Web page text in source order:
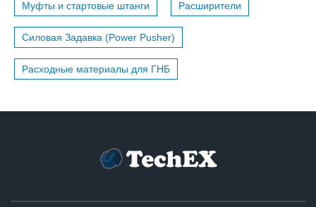
Муфты и стартовые штанги Расширители
Силовая Задавка (Power Pusher)
Расходные материалы для ГНБ